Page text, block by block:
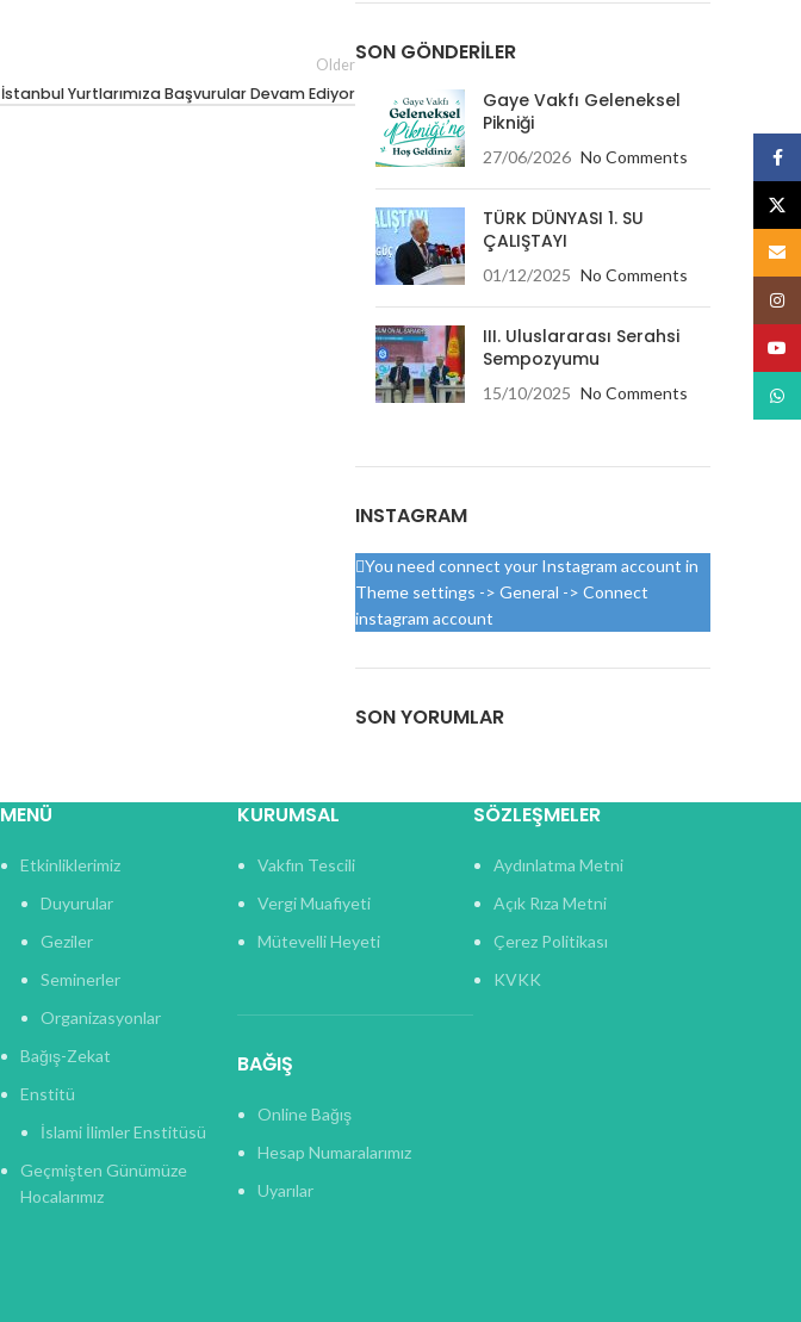
Older
İstanbul Yurtlarımıza Başvurular Devam Ediyor
SON GÖNDERILER
Gaye Vakfı Geleneksel
Pikniği
27/06/2026 No Comments
TÜRK DÜNYASI 1. SU
ÇALIŞTAYI
01/12/2025 No Comments
III. Uluslararası Serahsi
Sempozyumu
15/10/2025 No Comments
INSTAGRAM
You need connect your Instagram account in
Theme settings -> General -> Connect
instagram account
SON YORUMLAR
MENÜ
Etkinliklerimiz
Duyurular
Geziler
Seminerler
Organizasyonlar
Bağış-Zekat
Enstitü
İslami İlimler Enstitüsü
Geçmişten Günümüze
Hocalarımız
KURUMSAL
Vakfın Tescili
Vergi Muafiyeti
Mütevelli Heyeti
BAĞIŞ
Online Bağış
Hesap Numaralarımız
Uyarılar
SÖZLEŞMELER
Aydınlatma Metni
Açık Rıza Metni
Çerez Politikası
KVKK
Email